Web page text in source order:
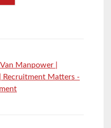
Manpower |
Recruitment Matters -